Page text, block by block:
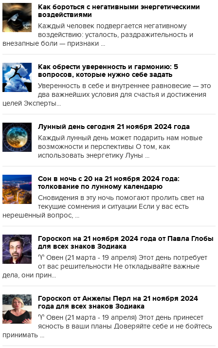
Как бороться с негативными энергетическими
воздействиями
Каждый человек подвергается негативному
воздействию: усталость, раздражительность и
внезапные боли — признаки ...
Как обрести уверенность и гармонию: 5
вопросов, которые нужно себе задать
Уверенность в себе и внутреннее равновесие — это
два важнейших условия для счастья и достижения
целей Эксперты...
Лунный день сегодня 21 ноября 2024 года
Каждый лунный день может подарить нам новые
возможности и перспективы О том, как
использовать энергетику Луны ...
Сон в ночь с 20 на 21 ноября 2024 года:
толкование по лунному календарю
Сновидения в эту ночь помогают пролить свет на
текущие сомнения и ситуации Если у вас есть
нерешённый вопрос, ...
Гороскоп на 21 ноября 2024 года от Павла Глобы
для всех знаков Зодиака
♈️ Овен (21 марта - 19 апреля) Этот день потребует
от вас решительности Не откладывайте важные
дела, они прин...
Гороскоп от Анжелы Перл на 21 ноября 2024
года для всех знаков Зодиака
♈️ Овен (21 марта - 19 апреля) Этот день принесет
ясность в ваши планы Доверяйте себе и не бойтесь
принимать ...